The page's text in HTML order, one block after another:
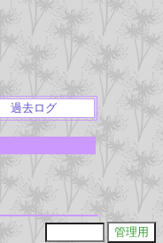
過去ログ